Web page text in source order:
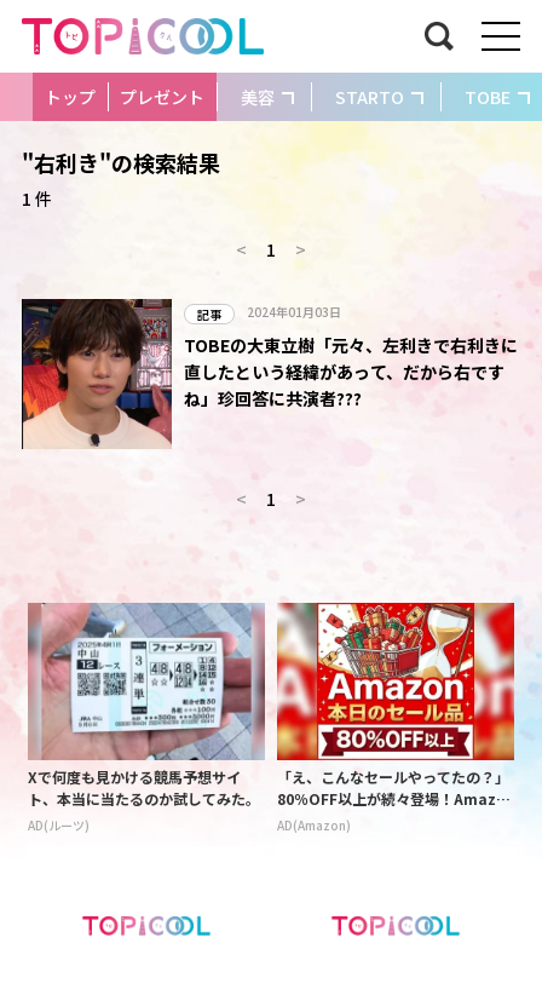
トップ プレゼント 美容 STARTO TOBE
"右利き"の検索結果
1 件
< 1 >
記事 2024年01月03日
TOBEの大東立樹「元々、左利きで右利きに
直したという経緯があって、だから右です
ね」珍回答に共演者???
< 1 >
Xで何度も見かける競馬予想サイ
ト、本当に当たるのか試してみた。
AD(ルーツ)
「え、こんなセールやってたの？」
80％OFF以上が続々登場！Amazo
nの本気が凄すぎる
AD(Amazon)